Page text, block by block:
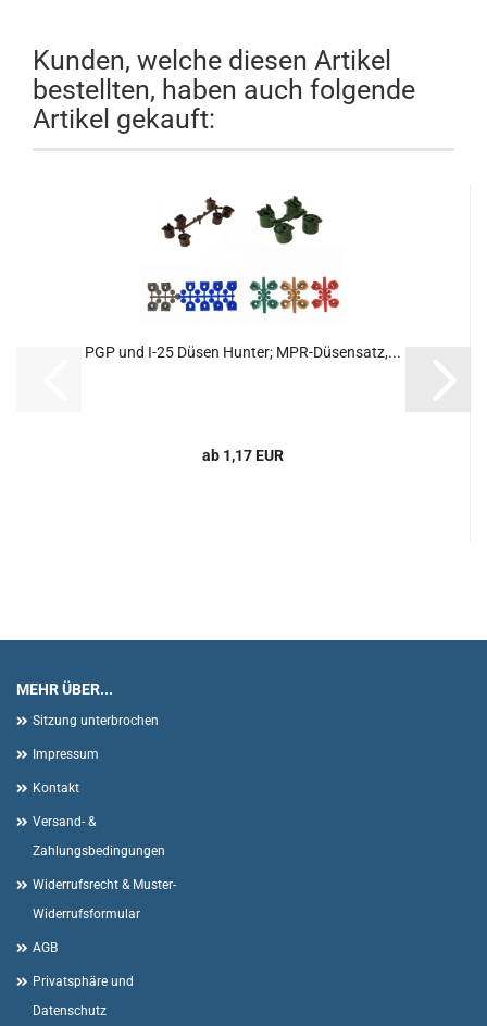
Kunden, welche diesen Artikel
bestellten, haben auch folgende
Artikel gekauft:
PGP und I-25 Düsen Hunter; MPR-Düsensatz,...
ab 1,17 EUR
MEHR ÜBER...
Sitzung unterbrochen
Impressum
Kontakt
Versand- &
Zahlungsbedingungen
Widerrufsrecht & Muster-
Widerrufsformular
AGB
Privatsphäre und
Datenschutz